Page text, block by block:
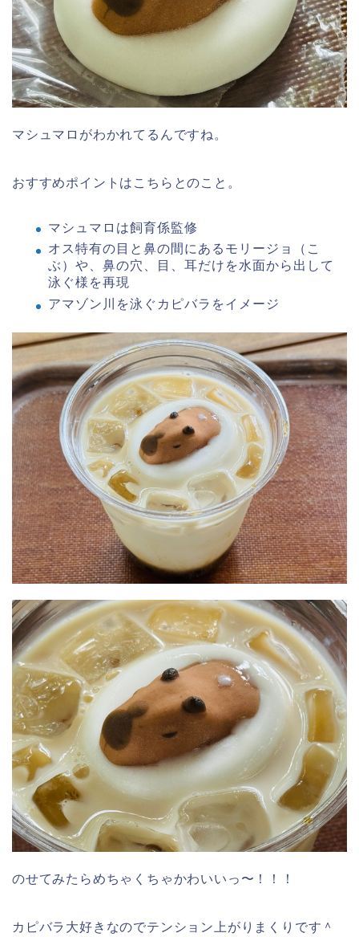
マシュマロがわかれてるんですね。
おすすめポイントはこちらとのこと。
マシュマロは飼育係監修
オス特有の目と鼻の間にあるモリージョ（こ
ぶ）や、鼻の穴、目、耳だけを水面から出して
泳ぐ様を再現
アマゾン川を泳ぐカピバラをイメージ
のせてみたらめちゃくちゃかわいいっ〜！！！
カピバラ大好きなのでテンション上がりまくりです＾